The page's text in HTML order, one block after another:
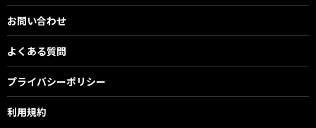
お問い合わせ
よくある質問
プライバシーポリシー
利用規約